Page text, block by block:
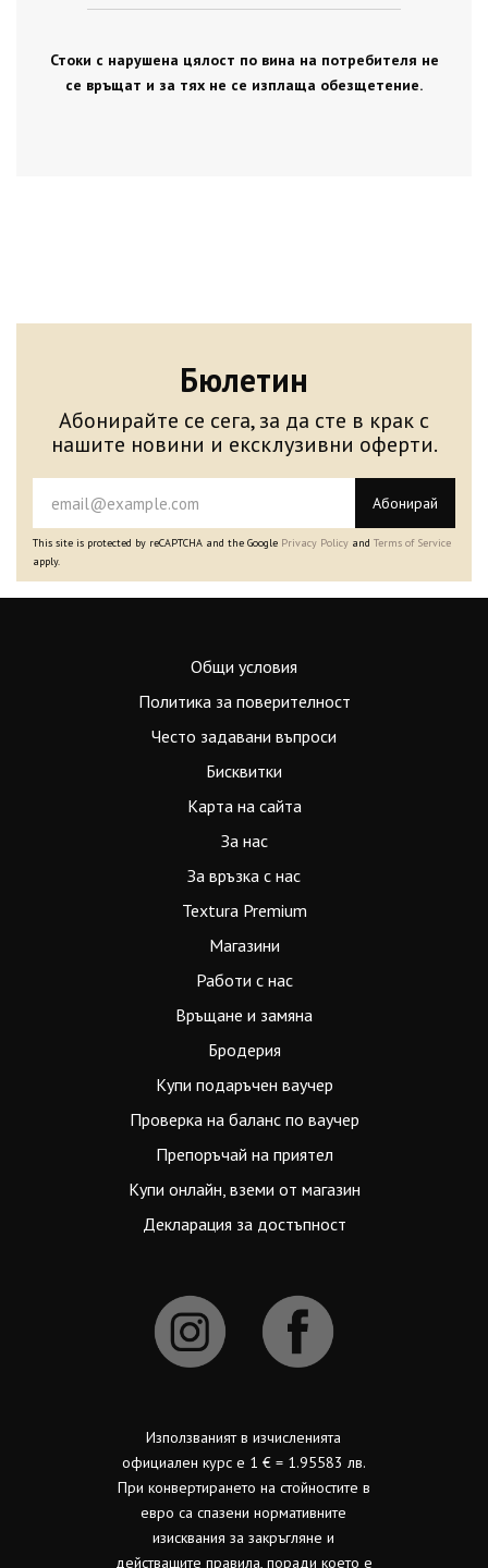
Стоки с нарушена цялост по вина на потребителя не
се връщат и за тях не се изплаща обезщетение.
Бюлетин
Абонирайте се сега, за да сте в крак с
нашите новини и ексклузивни оферти.
Абонирай
This site is protected by reCAPTCHA and the Google Privacy Policy and Terms of Service
apply.
Общи условия
Политика за поверителност
Често задавани въпроси
Бисквитки
Карта на сайта
За нас
За връзка с нас
Textura Premium
Магазини
Работи с нас
Връщане и замяна
Бродерия
Купи подаръчен ваучер
Проверка на баланс по ваучер
Препоръчай на приятел
Купи онлайн, вземи от магазин
Декларация за достъпност
Използваният в изчисленията
официален курс е 1 € = 1.95583 лв.
При конвертирането на стойностите в
евро са спазени нормативните
изисквания за закръгляне и
действащите правила, поради което е